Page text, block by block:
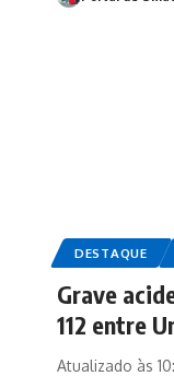
DESTAQUE
Grave
112 entre
Atualizado às